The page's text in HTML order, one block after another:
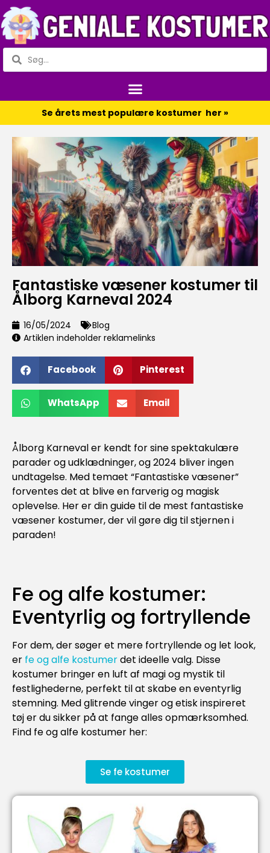
Se årets mest populære kostumer her »
Fantastiske væsener kostumer til
Ålborg Karneval 2024
16/05/2024
Blog
Artiklen indeholder reklamelinks
Facebook Pinterest
WhatsApp Email
Ålborg Karneval er kendt for sine spektakulære
parader og udklædninger, og 2024 bliver ingen
undtagelse. Med temaet “Fantastiske væsener”
forventes det at blive en farverig og magisk
oplevelse. Her er din guide til de mest fantastiske
væsener kostumer, der vil gøre dig til stjernen i
paraden!
Fe og alfe kostumer:
Eventyrlig og fortryllende
For dem, der søger et mere fortryllende og let look,
er fe og alfe kostumerdet ideelle valg. Disse
kostumer bringer en luft af magi og mystik til
festlighederne, perfekt til at skabe en eventyrlig
stemning. Med glitrende vinger og etisk inspireret
tøj er du sikker på at fange alles opmærksomhed.
Find fe og alfe kostumer her:
Se fe kostumer